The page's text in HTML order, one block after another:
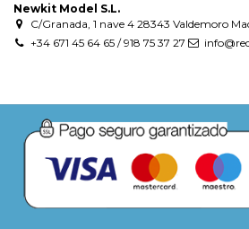
Newkit Model S.L.
C/Granada, 1 nave 4 28343 Valdemoro
+34 671 45 64 65 / 918 75 37 27